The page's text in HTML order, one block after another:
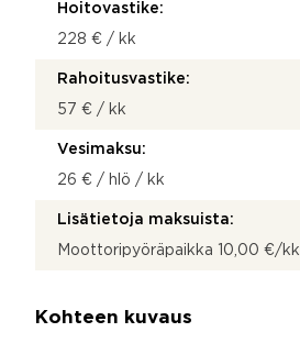
Hoitovastike:
228 € / kk
Rahoitusvastike:
57 € / kk
Vesimaksu:
26 € / hlö / kk
Lisätietoja maksuista:
Moottoripyöräpaikka 10,00 €/kk
Kohteen kuvaus